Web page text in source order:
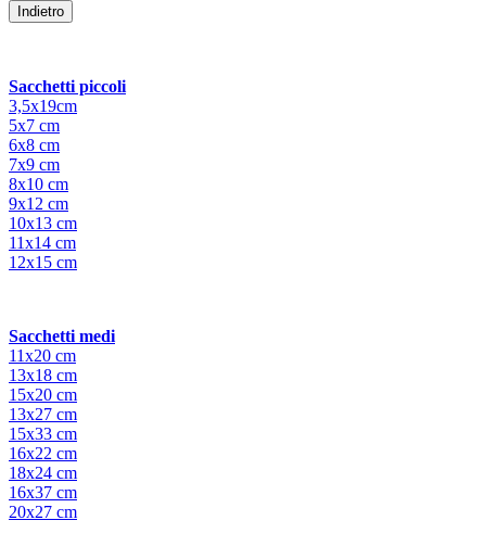
Indietro
Sacchetti piccoli
3,5x19cm
5x7 cm
6x8 cm
7x9 cm
8x10 cm
9x12 cm
10x13 cm
11x14 cm
12x15 cm
Sacchetti medi
11x20 cm
13x18 cm
15x20 cm
13x27 cm
15x33 cm
16x22 cm
18x24 cm
16x37 cm
20x27 cm